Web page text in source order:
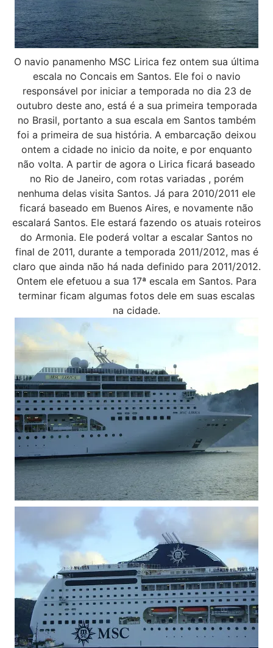
O navio panamenho MSC Lirica fez ontem sua última
escala no Concais em Santos. Ele foi o navio
responsável por iniciar a temporada no dia 23 de
outubro deste ano, está é a sua primeira temporada
no Brasil, portanto a sua escala em Santos também
foi a primeira de sua história. A embarcação deixou
ontem a cidade no inicio da noite, e por enquanto
não volta. A partir de agora o Lirica ficará baseado
no Rio de Janeiro, com rotas variadas , porém
nenhuma delas visita Santos. Já para 2010/2011 ele
ficará baseado em Buenos Aires, e novamente não
escalará Santos. Ele estará fazendo os atuais roteiros
do Armonia. Ele poderá voltar a escalar Santos no
final de 2011, durante a temporada 2011/2012, mas é
claro que ainda não há nada definido para 2011/2012.
Ontem ele efetuou a sua 17ª escala em Santos. Para
terminar ficam algumas fotos dele em suas escalas
na cidade.